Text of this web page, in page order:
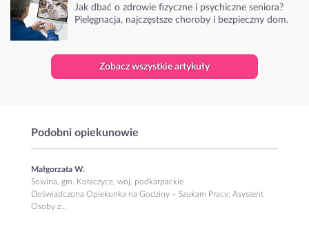
Jak dbać o zdrowie fizyczne i psychiczne seniora?
Pielęgnacja, najczęstsze choroby i bezpieczny dom.
Zobacz wszystkie artykuły
Podobni opiekunowie
Małgorzata W.
Sowina, gm. Kołaczyce, woj. podkarpackie
​Doświadczona Opiekunka na Godziny – ​Szukam Pracy: Asystent
Osoby z...